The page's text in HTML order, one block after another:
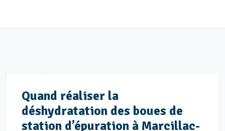
Quand réaliser la
déshydratation des boues de
station d’épuration à Marcillac-